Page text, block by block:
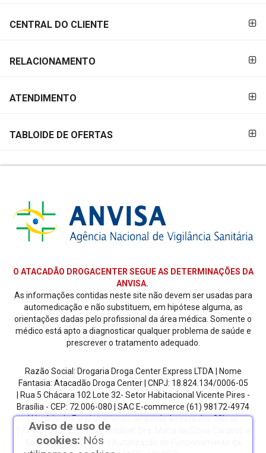
CENTRAL DO CLIENTE
RELACIONAMENTO
ATENDIMENTO
TABLOIDE DE OFERTAS
O ATACADÃO DROGACENTER SEGUE AS DETERMINAÇÕES DA
ANVISA.
As informações contidas neste site não devem ser usadas para
automedicação e não substituem, em hipótese alguma, as
orientações dadas pelo profissional da área médica. Somente o
médico está apto a diagnosticar qualquer problema de saúde e
prescrever o tratamento adequado.
Razão Social: Drogaria Droga Center Express LTDA | Nome
Fantasia: Atacadão Droga Center | CNPJ: 18.824.134/0006-05
| Rua 5 Chácara 102 Lote 32- Setor Habitacional Vicente Pires -
Brasília - CEP: 72.006-080
| SAC E-commerce (61) 98172-4974
| Horário de Funcionamento: segunda à sexta das 08h as
17h.Farmacêutico Responsável: Dra. Maria da Glória Cardoso e
Sousa | CRF/DF: 4612 | Autorização de Funcionamento da
Aviso de uso de
cookies: Nós